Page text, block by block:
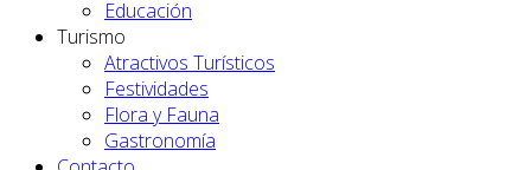
Educación
Turismo
Atractivos Turísticos
Festividades
Flora y Fauna
Gastronomía